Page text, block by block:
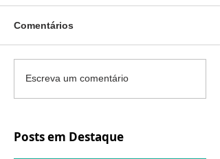
Comentários
Escreva um comentário
Posts em Destaque